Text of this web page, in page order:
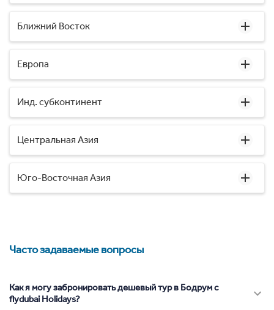
Ближний Восток
Европа
Инд. субконтинент
Центральная Азия
Юго-Восточная Азия
Часто задаваемые вопросы
Как я могу забронировать дешевый тур в Бодрум с
flydubai Holidays?